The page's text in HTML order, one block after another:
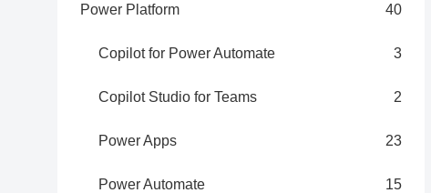
Power Platform 40
Copilot for Power Automate 3
Copilot Studio for Teams 2
Power Apps 23
Power Automate 15